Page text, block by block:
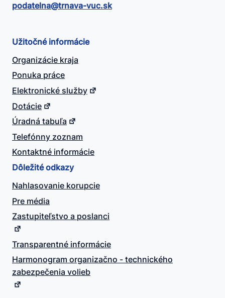
podatelna@​trnava-vuc.sk
Užitočné informácie
Organizácie kraja
Ponuka práce
Elektronické služby
Dotácie
Úradná tabuľa
Telefónny zoznam
Kontaktné informácie
Dôležité odkazy
Nahlasovanie korupcie
Pre média
Zastupiteľstvo a poslanci
Transparentné informácie
Harmonogram organizačno - technického
zabezpečenia volieb